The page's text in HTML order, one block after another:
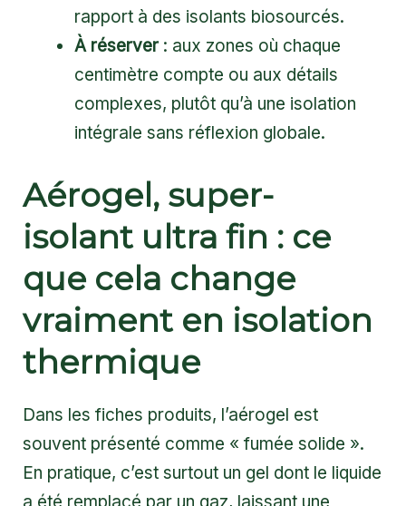
rapport à des isolants biosourcés.
À réserver: aux zones où chaque
centimètre compte ou aux détails
complexes, plutôt qu’à une isolation
intégrale sans réflexion globale.
Aérogel, super-
isolant ultra fin : ce
que cela change
vraiment en isolation
thermique
Dans les fiches produits, l’aérogel est
souvent présenté comme « fumée solide ».
En pratique, c’est surtout un gel dont le liquide
a été remplacé par un gaz, laissant une